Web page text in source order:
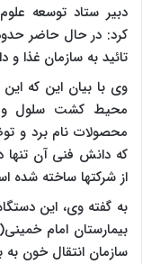
دبیر ستاد توسعه
تائید به سازمان غذا
وی با بیان این که
محیط کشت سلول و
محصولات نام برد و
که دانش فنی آن تنها
از شرکتها ساخته شده
به گفته وی، این
بیمارستان امام
سازمان انتقال خون